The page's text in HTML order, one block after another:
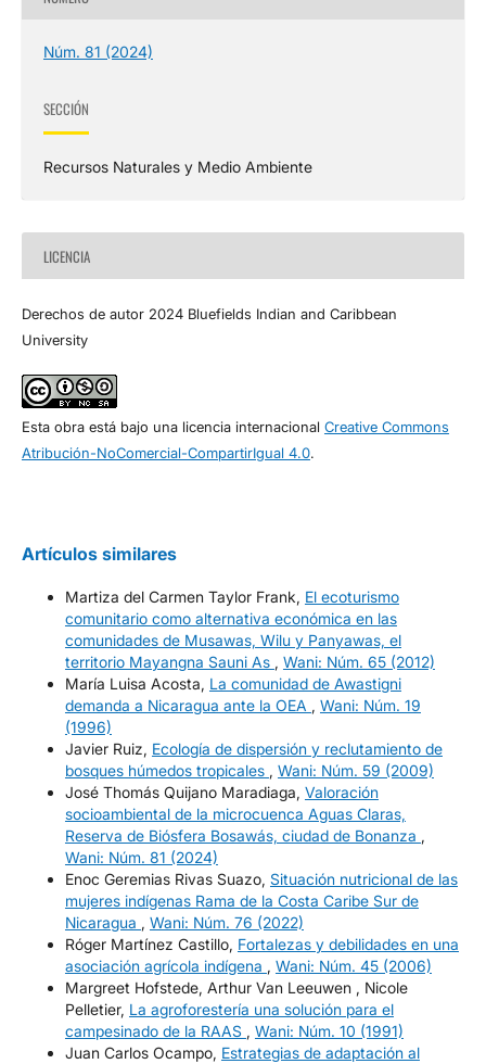
Núm. 81 (2024)
SECCIÓN
Recursos Naturales y Medio Ambiente
LICENCIA
Derechos de autor 2024 Bluefields Indian and Caribbean
University
Esta obra está bajo una licencia internacional Creative Commons
Atribución-NoComercial-CompartirIgual 4.0.
Artículos similares
Martiza del Carmen Taylor Frank, El ecoturismo
comunitario como alternativa económica en las
comunidades de Musawas, Wilu y Panyawas, el
territorio Mayangna Sauni As , Wani: Núm. 65 (2012)
María Luisa Acosta, La comunidad de Awastigni
demanda a Nicaragua ante la OEA , Wani: Núm. 19
(1996)
Javier Ruiz, Ecología de dispersión y reclutamiento de
bosques húmedos tropicales , Wani: Núm. 59 (2009)
José Thomás Quijano Maradiaga, Valoración
socioambiental de la microcuenca Aguas Claras,
Reserva de Biósfera Bosawás, ciudad de Bonanza ,
Wani: Núm. 81 (2024)
Enoc Geremias Rivas Suazo, Situación nutricional de las
mujeres indígenas Rama de la Costa Caribe Sur de
Nicaragua , Wani: Núm. 76 (2022)
Róger Martínez Castillo, Fortalezas y debilidades en una
asociación agrícola indígena , Wani: Núm. 45 (2006)
Margreet Hofstede, Arthur Van Leeuwen , Nicole
Pelletier, La agroforestería una solución para el
campesinado de la RAAS , Wani: Núm. 10 (1991)
Juan Carlos Ocampo, Estrategias de adaptación al